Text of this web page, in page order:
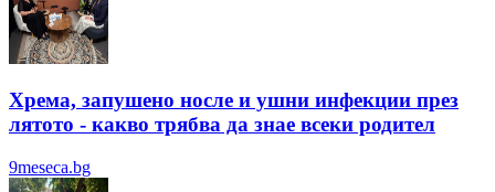
Хрема, запушено носле и ушни инфекции през
лятотo - какво трябва да знае всеки родител
9meseca.bg